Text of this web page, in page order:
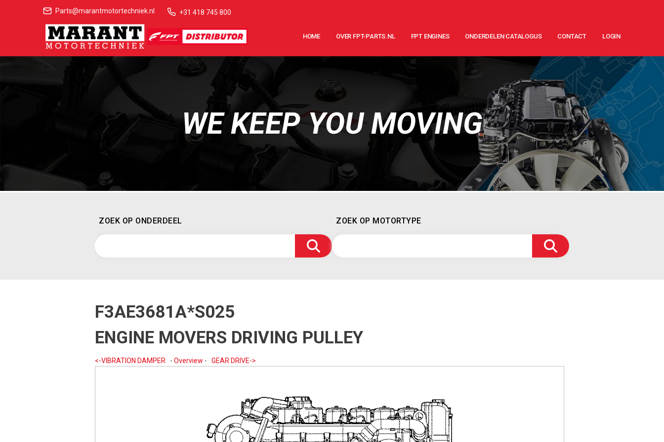
Parts@marantmotortechniek.nl +31 418 745 800
HOME OVER FPT-PARTS.NL FPT ENGINES ONDERDELEN CATALOGUS CONTACT LOGIN
WE KEEP YOU MOVING
ZOEK OP ONDERDEEL ZOEK OP MOTORTYPE
F3AE3681A*S025
ENGINE MOVERS DRIVING PULLEY
<-VIBRATION DAMPER - Overview - GEAR DRIVE->